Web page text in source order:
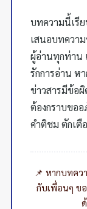
บทความนี้เรีย
เสนอบทควา
ผู้อ่านทุกท่าน
รักการอ่าน ห
ข่าวสารมีข้อผิ
ต้องกราบขอ
คำติชม ตักเตื
📌 หากบทคว
กับเพื่อนๆ ขอ